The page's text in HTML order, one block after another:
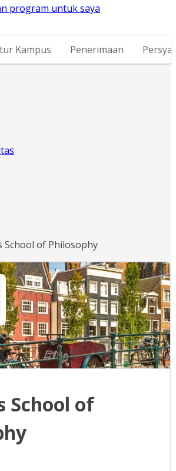
program untuk saya
Kampus Penerimaan
School of Philosophy
School of